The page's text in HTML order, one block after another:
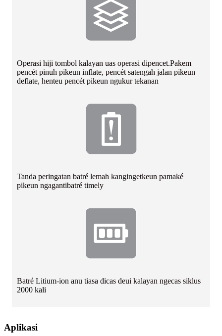
Operasi hiji tombol kalayan uas operasi dipencet.Pakem
pencét pinuh pikeun inflate, pencét satengah jalan pikeun
deflate, henteu pencét pikeun ngukur tekanan
Tanda peringatan batré lemah kangingetkeun pamaké
pikeun ngagantibatré timely
Batré Litium-ion anu tiasa dicas deui kalayan ngecas siklus
2000 kali
Aplikasi